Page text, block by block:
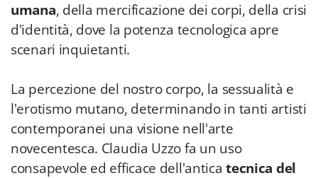
umana, della mercificazione dei corpi, della crisi
d'identità, dove la potenza tecnologica apre
scenari inquietanti.
La percezione del nostro corpo, la sessualità e
l'erotismo mutano, determinando in tanti artisti
contemporanei una visione nell'arte
novecentesca. Claudia Uzzo fa un uso
consapevole ed efficace dell'antica tecnica del